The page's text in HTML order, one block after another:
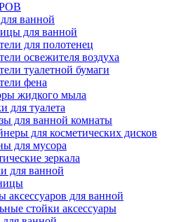
ванной
для ванной
для полотенец
освежителя воздуха
туалетной бумаги
фена
жидкого мыла
для туалета
для ванной комнаты
для косметических дисков
для мусора
зеркала
для ванной
аксессуаров для ванной
стойки аксессуары